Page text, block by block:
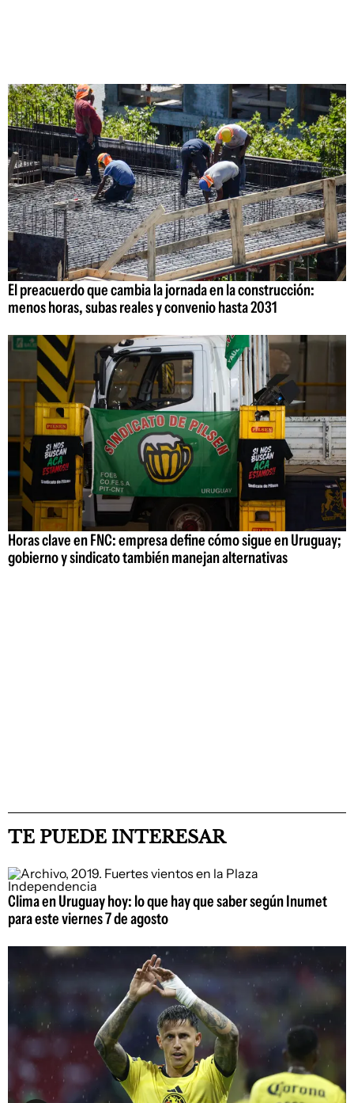
El preacuerdo que cambia la jornada en la construcción:
menos horas, subas reales y convenio hasta 2031
Horas clave en FNC: empresa define cómo sigue en Uruguay;
gobierno y sindicato también manejan alternativas
TE PUEDE INTERESAR
Clima en Uruguay hoy: lo que hay que saber según Inumet
para este viernes 7 de agosto